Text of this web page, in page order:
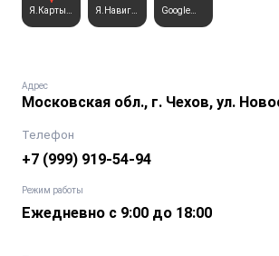
Адрес
Московская обл., г. Чехов, ул.
Телефон
+7 (999) 919-54-94
Режим работы
Ежедневно с 9:00 до 18:00
Я.Карты
Я.Навига
Google